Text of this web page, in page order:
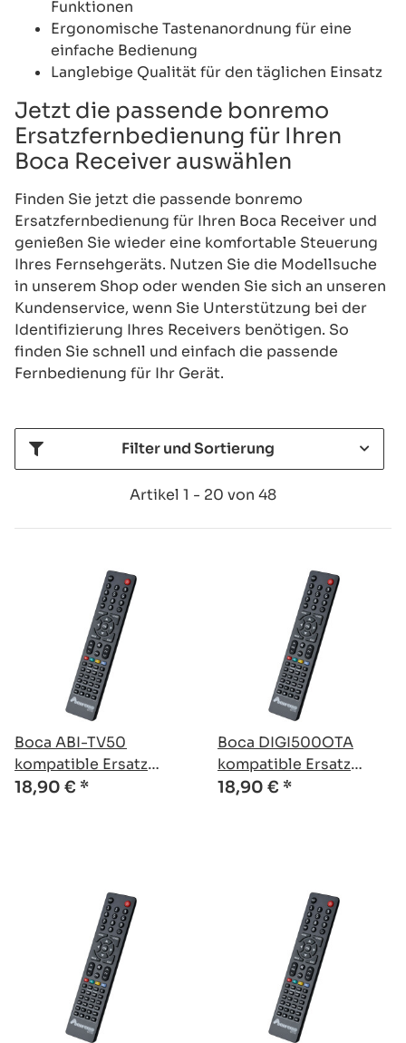
Funktionen
Ergonomische Tastenanordnung für eine
einfache Bedienung
Langlebige Qualität für den täglichen Einsatz
Jetzt die passende bonremo
Ersatzfernbedienung für Ihren
Boca Receiver auswählen
Finden Sie jetzt die passende bonremo
Ersatzfernbedienung für Ihren Boca Receiver und
genießen Sie wieder eine komfortable Steuerung
Ihres Fernsehgeräts. Nutzen Sie die Modellsuche
in unserem Shop oder wenden Sie sich an unseren
Kundenservice, wenn Sie Unterstützung bei der
Identifizierung Ihres Receivers benötigen. So
finden Sie schnell und einfach die passende
Fernbedienung für Ihr Gerät.
Filter und Sortierung
Artikel 1 - 20 von 48
Boca ABI-TV50
kompatible Ersatz
Fernbedienung
18,90 € *
Boca DIGI500OTA
kompatible Ersatz
Fernbedienung
18,90 € *